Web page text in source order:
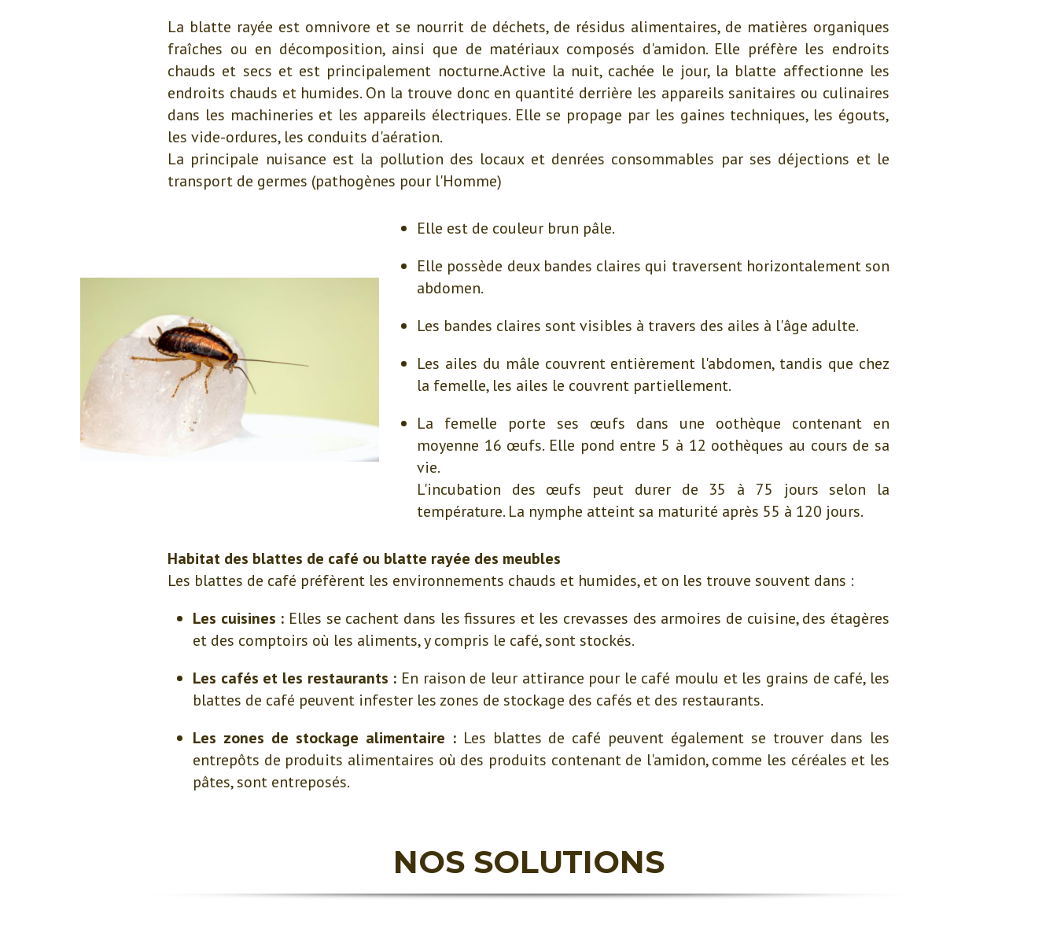
La blatte rayée est omnivore et se nourrit de déchets, de résidus alimentaires, de matières organiques
fraîches ou en décomposition, ainsi que de matériaux composés d'amidon. Elle préfère les endroits
chauds et secs et est principalement nocturne.Active la nuit, cachée le jour, la blatte affectionne les
endroits chauds et humides. On la trouve donc en quantité derrière les appareils sanitaires ou culinaires
dans les machineries et les appareils électriques. Elle se propage par les gaines techniques, les égouts,
les vide-ordures, les conduits d'aération.
La principale nuisance est la pollution des locaux et denrées consommables par ses déjections et le
transport de germes (pathogènes pour l'Homme)
Elle est de couleur brun pâle.
Elle possède deux bandes claires qui traversent horizontalement son
abdomen.
Les bandes claires sont visibles à travers des ailes à l'âge adulte.
Les ailes du mâle couvrent entièrement l'abdomen, tandis que chez
la femelle, les ailes le couvrent partiellement.
La femelle porte ses œufs dans une oothèque contenant en
moyenne 16 œufs. Elle pond entre 5 à 12 oothèques au cours de sa
vie.
L'incubation des œufs peut durer de 35 à 75 jours selon la
température. La nymphe atteint sa maturité après 55 à 120 jours.
Habitat des blattes de café ou blatte rayée des meubles
Les blattes de café préfèrent les environnements chauds et humides, et on les trouve souvent dans :
Les cuisines : Elles se cachent dans les fissures et les crevasses des armoires de cuisine, des étagères
et des comptoirs où les aliments, y compris le café, sont stockés.
Les cafés et les restaurants : En raison de leur attirance pour le café moulu et les grains de café, les
blattes de café peuvent infester les zones de stockage des cafés et des restaurants.
Les zones de stockage alimentaire :Les blattes de café peuvent également se trouver dans les
entrepôts de produits alimentaires où des produits contenant de l'amidon, comme les céréales et les
pâtes, sont entreposés.
NOS SOLUTIONS